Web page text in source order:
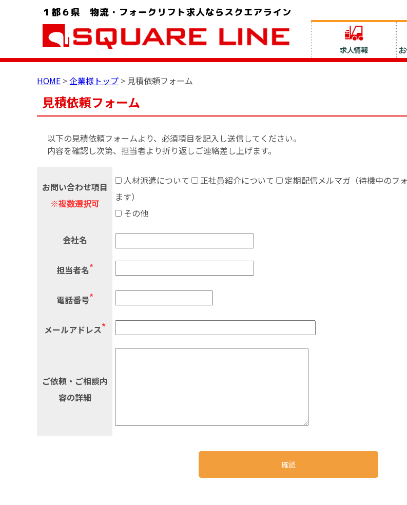
お問い合わせ電話番号：048-757-8232 受付時間 9:00 ～ 18:00
HOME >企業様トップ > 見積依頼フォーム
見積依頼フォーム
以下の見積依頼フォームより、必須項目を記入し送信してください。
内容を確認し次第、担当者より折り返しご連絡差し上げます。
お問い合わせ項目
※複数選択可
人材派遣について 正社員紹介について
定期配信メルマガ（待機中のフ
ます）
その他
会社名
担当者名*
電話番号*
メールアドレス*
ご依頼・ご相談内
容の詳細